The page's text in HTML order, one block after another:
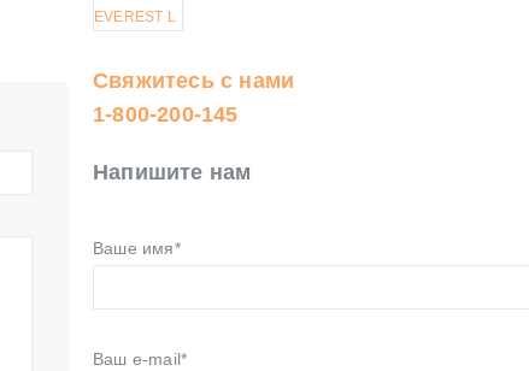
Свяжитесь с нами
1-800-200-145
Напишите нам
Ваше имя*
Ваш e-mail*